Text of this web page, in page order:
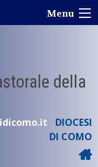
Menu
della
DIOCESI
DI COMO